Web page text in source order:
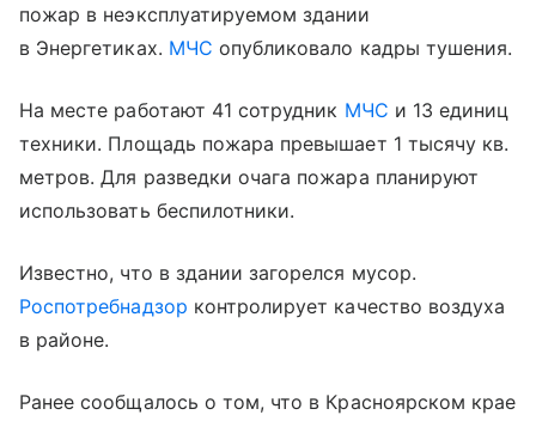
пожар в неэксплуатируемом здании
в Энергетиках. МЧС опубликовало кадры тушения.
На месте работают 41 сотрудник МЧС и 13 единиц
техники. Площадь пожара превышает 1 тысячу кв.
метров. Для разведки очага пожара планируют
использовать беспилотники.
Известно, что в здании загорелся мусор.
Роспотребнадзор контролирует качество воздуха
в районе.
Ранее сообщалось о том, что в Красноярском крае